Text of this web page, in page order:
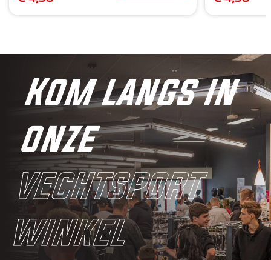
Kom langs in
onze
vechtsport
winkel